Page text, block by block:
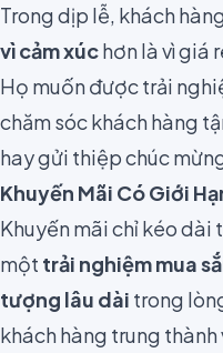
Trong dịp lễ, khách
vì cảm xúchơn là vì giá
Họ muốn được trải
chăm sóc khách hàng
hay gửi thiệp chúc
Khuyến Mãi Có Giới
Khuyến mãi chỉ kéo dài
một trải nghiệm mua
tượng lâu dài trong
khách hàng trung